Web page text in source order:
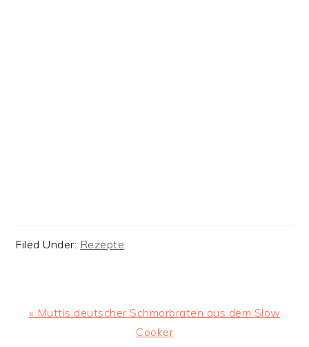
Filed Under: Rezepte
Previous
« Muttis deutscher Schmorbraten aus dem Slow
Cooker